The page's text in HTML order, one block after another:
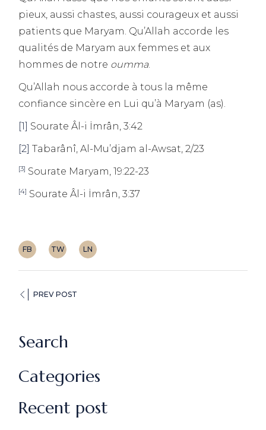
pieux, aussi chastes, aussi courageux et aussi
patients que Maryam. Qu’Allah accorde les
qualités de Maryam aux femmes et aux
hommes de notre oumma.
Qu’Allah nous accorde à tous la même
confiance sincère en Lui qu’à Maryam (as).
[1] Sourate Âl-i İmrân, 3:42
[2] Tabarânî, Al-Mu’djam al-Awsat, 2/23
[3] Sourate Maryam, 19:22-23
[4] Sourate Âl-i İmrân, 3:37
FB TW LN
PREV POST
Search
Categories
Recent post